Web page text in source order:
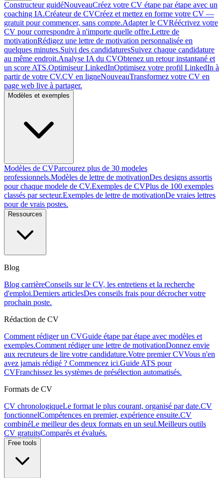
Constructeur guidéNouveauCréez votre CV étape par étape avec un
coaching IA.Créateur de CVCréez et mettez en forme votre CV —
gratuit pour commencer, sans compte.Adapter le CVRéécrivez votre
CV pour correspondre à n'importe quelle offre.Lettre de
motivationRédigez une lettre de motivation personnalisée en
quelques minutes.Suivi des candidaturesSuivez chaque candidature
au même endroit.Analyse IA du CVObtenez un retour instantané et
un score ATS.Optimiseur LinkedInOptimisez votre profil LinkedIn à
partir de votre CV.CV en ligneNouveauTransformez votre CV en
page web live à partager.
Modèles et exemples
Modèles de CVParcourez plus de 30 modeles
professionnels.Modèles de lettre de motivationDes designs assortis
pour chaque modele de CV.Exemples de CVPlus de 100 exemples
classés par secteur.Exemples de lettre de motivationDe vraies lettres
pour de vrais postes.
Ressources
Blog
Blog carrièreConseils sur le CV, les entretiens et la recherche
d'emploi.Derniers articlesDes conseils frais pour décrocher votre
prochain poste.
Rédaction de CV
Comment rédiger un CVGuide étape par étape avec modèles et
exemples.Comment rédiger une lettre de motivationDonnez envie
aux recruteurs de lire votre candidature.Votre premier CVVous n'en
avez jamais rédigé ? Commencez ici.Guide ATS pour
CVFranchissez les systèmes de présélection automatisés.
Formats de CV
CV chronologiqueLe format le plus courant, organisé par date.CV
fonctionnelCompétences en premier, expérience ensuite.CV
combinéLe meilleur des deux formats en un seul.Meilleurs outils
CV gratuitsComparés et évalués.
Free tools